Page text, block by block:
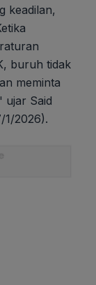
keadilan,
buruh tidak
meminta
ujar Said
1/2026).